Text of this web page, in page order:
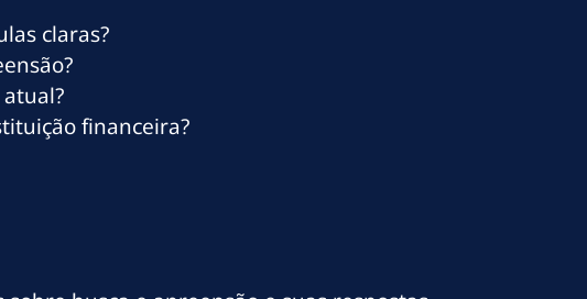
claras?
financeira?